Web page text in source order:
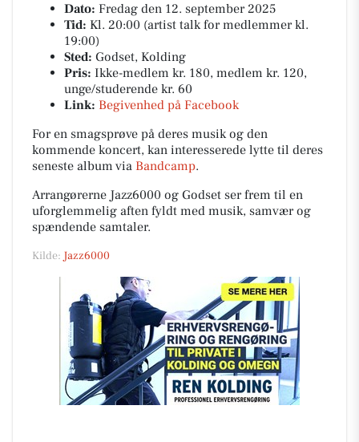
Dato: Fredag den 12. september 2025
Tid: Kl. 20:00 (artist talk for medlemmer kl.
19:00)
Sted: Godset, Kolding
Pris: Ikke-medlem kr. 180, medlem kr. 120,
unge/studerende kr. 60
Link: Begivenhed på Facebook
For en smagsprøve på deres musik og den
kommende koncert, kan interesserede lytte til deres
seneste album via Bandcamp.
Arrangørerne Jazz6000 og Godset ser frem til en
uforglemmelig aften fyldt med musik, samvær og
spændende samtaler.
Kilde: Jazz6000